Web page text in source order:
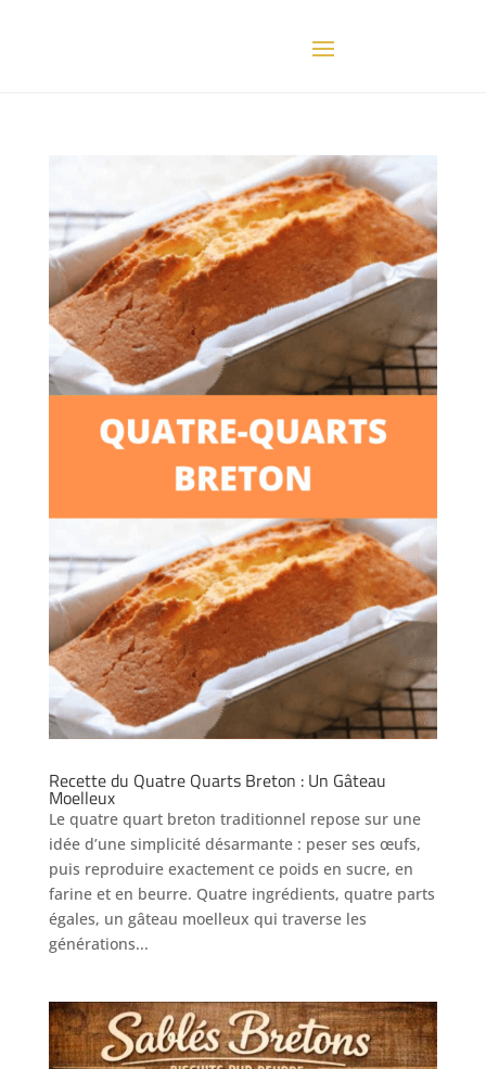
Recette du Quatre Quarts Breton : Un Gâteau
Moelleux
Le quatre quart breton traditionnel repose sur une
idée d’une simplicité désarmante : peser ses œufs,
puis reproduire exactement ce poids en sucre, en
farine et en beurre. Quatre ingrédients, quatre parts
égales, un gâteau moelleux qui traverse les
générations...